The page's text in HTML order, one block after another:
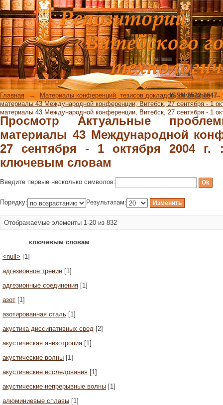
Просмотр Актуальные проблемы
конференции, Витебск, 27
ключевым словам
Главная → Материалы конференций, тезисов докладов, семинаров →
материалы 43 Международной конференции, Витебск, 27 сентября - 1
материалы 43 Международной конференции, Витебск, 27 сентября - 1
ISSN 2522-1647
Просмотр Актуальные
материалы 43 Международной
27 сентября - 1 октября 2004
ключевым словам
Введите первые несколько символов:
Порядку: Результатам:
Отображаемые элементы 1-20 из 832
ключевым словам
<null> [1]
адгезионное трение [1]
адгезионные соединения [1]
азот [1]
азотированная сталь [1]
акустика диссипативных сред [2]
акустическая анизотропия [1]
акустические волны [1]
акустические исследования [1]
акустические непрерывные волны [1]
алюминиевые сплавы [1]